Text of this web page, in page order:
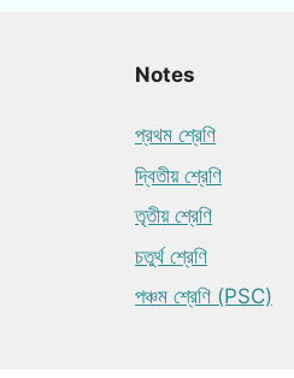
Notes
প্রথম শ্রেণি
দ্বিতীয় শ্রেণি
তৃতীয় শ্রেণি
চতুর্থ শ্রেণি
পঞ্চম শ্রেণি (PSC)